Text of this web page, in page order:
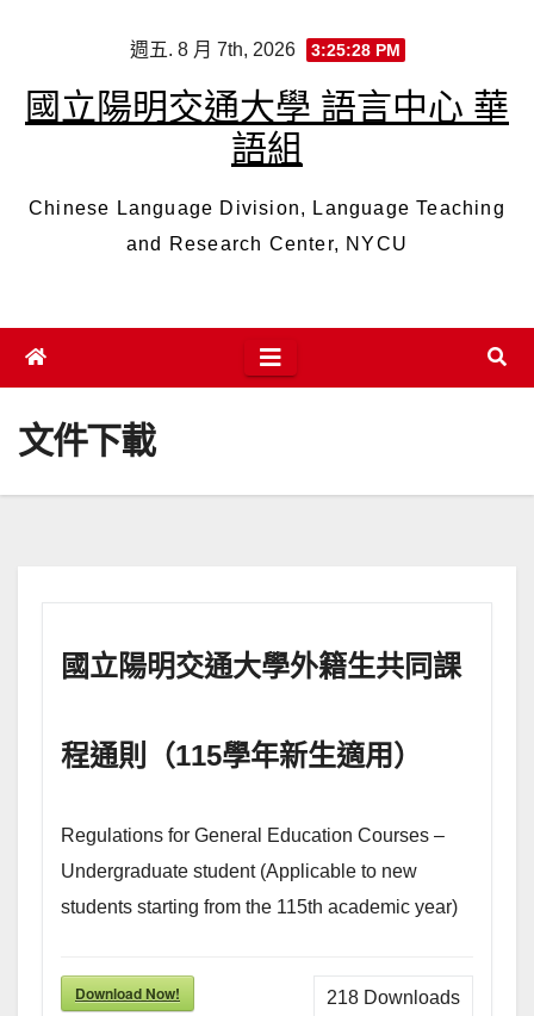
content
週五. 8 月 7th, 2026 3:25:28 PM
國立陽明交通大學 語言中心 華
語組
Chinese Language Division, Language Teaching
and Research Center, NYCU
文件下載
國立陽明交通大學外籍生共同課
程通則（115學年新生適用）
Regulations for General Education Courses –
Undergraduate student (Applicable to new
students starting from the 115th academic year)
Download Now! 218 Downloads